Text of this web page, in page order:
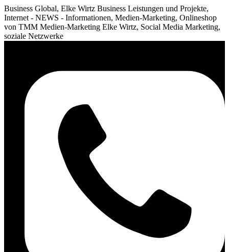
Business Global, Elke Wirtz Business Leistungen und Projekte,
Internet - NEWS - Informationen, Medien-Marketing, Onlineshop
von TMM Medien-Marketing Elke Wirtz, Social Media Marketing,
soziale Netzwerke